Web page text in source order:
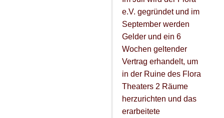
e.V. gegründet und im
September werden
Gelder und ein 6
Wochen geltender
Vertrag erhandelt, um
in der Ruine des Flora
Theaters 2 Räume
herzurichten und das
erarbeitete